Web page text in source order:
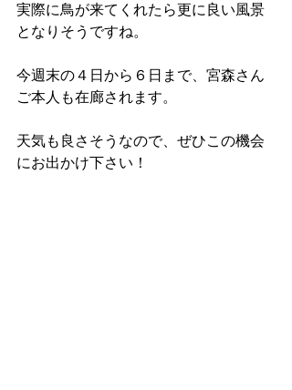
実際に鳥が来てくれたら更に良い風景
となりそうですね。
今週末の４日から６日まで、宮森さん
ご本人も在廊されます。
天気も良さそうなので、ぜひこの機会
にお出かけ下さい！